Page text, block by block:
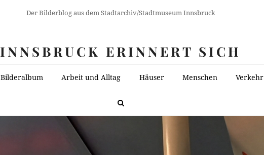
Der Bilderblog aus dem Stadtarchiv/Stadtmuseum Innsbruck
INNSBRUCK ERINNERT SICH
Bilderalbum Arbeit und Alltag Häuser Menschen Verkehr